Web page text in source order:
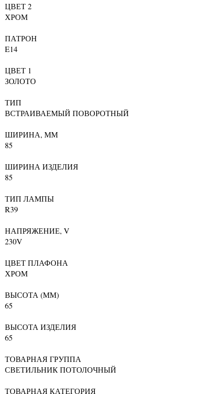
ЦВЕТ 2
ХРОМ
ПАТРОН
E14
ЦВЕТ 1
ЗОЛОТО
ТИП
ВСТРАИВАЕМЫЙ ПОВОРОТНЫЙ
ШИРИНА, ММ
85
ШИРИНА ИЗДЕЛИЯ
85
ТИП ЛАМПЫ
R39
НАПРЯЖЕНИЕ, V
230V
ЦВЕТ ПЛАФОНА
ХРОМ
ВЫСОТА (ММ)
65
ВЫСОТА ИЗДЕЛИЯ
65
ТОВАРНАЯ ГРУППА
СВЕТИЛЬНИК ПОТОЛОЧНЫЙ
ТОВАРНАЯ КАТЕГОРИЯ